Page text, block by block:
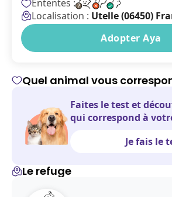
Ententes :
Localisation : Utelle (06450)
Adopter Aya
Quel animal vous
Faites le test et
qui correspond à
Je fais le
Le refuge